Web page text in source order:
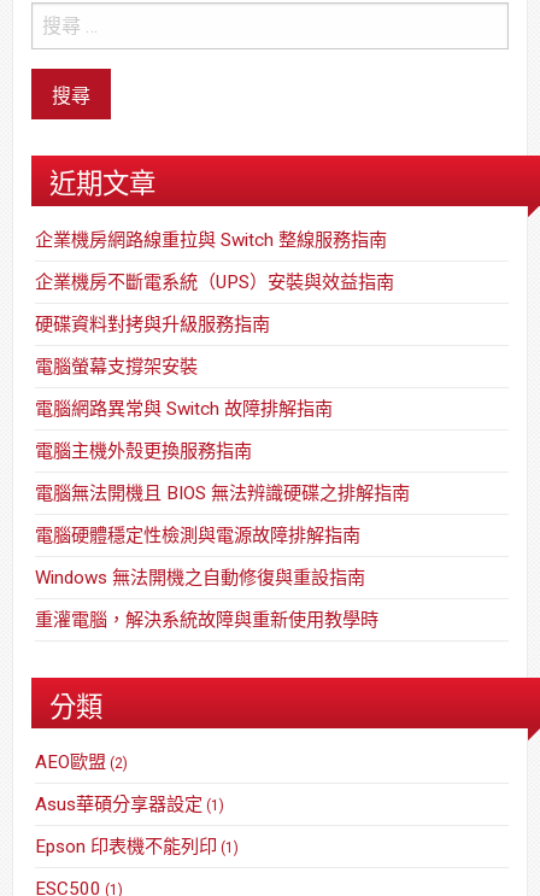
近期文章
企業機房網路線重拉與 Switch 整線服務指南
企業機房不斷電系統（UPS）安裝與效益指南
硬碟資料對拷與升級服務指南
電腦螢幕支撐架安裝
電腦網路異常與 Switch 故障排解指南
電腦主機外殼更換服務指南
電腦無法開機且 BIOS 無法辨識硬碟之排解指南
電腦硬體穩定性檢測與電源故障排解指南
Windows 無法開機之自動修復與重設指南
重灌電腦，解決系統故障與重新使用教學時
分類
AEO歐盟 (2)
Asus華碩分享器設定 (1)
Epson 印表機不能列印 (1)
ESC500 (1)